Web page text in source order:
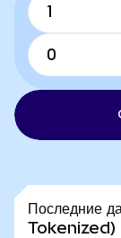
Последние
Tokenized)